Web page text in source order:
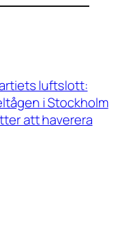
luftslott:
i Stockholm
att haverera